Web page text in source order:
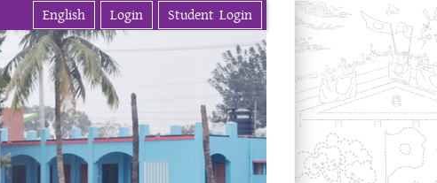
English Login Student Login